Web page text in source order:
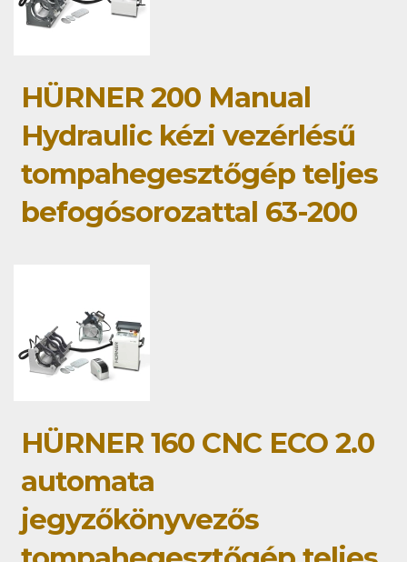
HÜRNER 200 Manual
Hydraulic kézi vezérlésű
tompahegesztőgép teljes
befogósorozattal 63-200
HÜRNER 160 CNC ECO 2.0
automata
jegyzőkönyvezős